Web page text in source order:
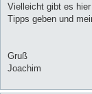
Vielleicht gibt es
Tipps geben und
Gruß
Joachim